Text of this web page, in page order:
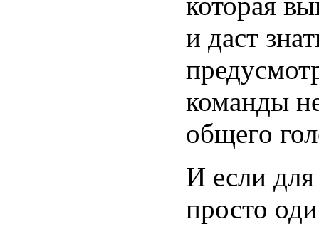
и даст
команды
общего
И если
просто